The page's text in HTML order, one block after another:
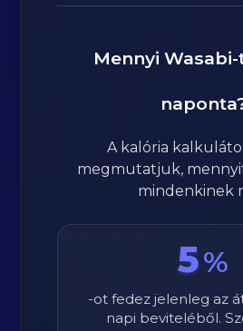
Mennyi Wasabi
A kalória
megmutatjuk,
mindenkinek
5%
-ot fedez jelenleg az
napi beviteléből.